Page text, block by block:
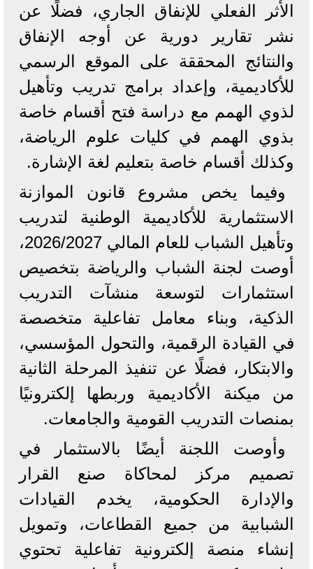
الأثر الفعلي للإنفاق الجاري، فضلًا عن
نشر تقارير دورية عن أوجه الإنفاق
والنتائج المحققة على الموقع الرسمي
للأكاديمية، وإعداد برامج تدريب وتأهيل
لذوي الهمم مع دراسة فتح أقسام خاصة
بذوي الهمم في كليات علوم الرياضة،
وكذلك أقسام خاصة بتعليم لغة الإشارة.
وفيما يخص مشروع قانون الموازنة
الاستثمارية للأكاديمية الوطنية لتدريب
وتأهيل الشباب للعام المالي 2026/2027،
أوصت لجنة الشباب والرياضة بتخصيص
استثمارات لتوسعة منشآت التدريب
الذكية، وبناء معامل تفاعلية متخصصة
في القيادة الرقمية، والتحول المؤسسي،
والابتكار، فضلًا عن تنفيذ المرحلة الثانية
من ميكنة الأكاديمية وربطها إلكترونيًا
بمنصات التدريب القومية والجامعات.
وأوصت اللجنة أيضًا بالاستثمار في
تصميم مركز لمحاكاة صنع القرار
والإدارة الحكومية، يخدم القيادات
الشبابية من جميع القطاعات، وتمويل
إنشاء منصة إلكترونية تفاعلية تحتوي